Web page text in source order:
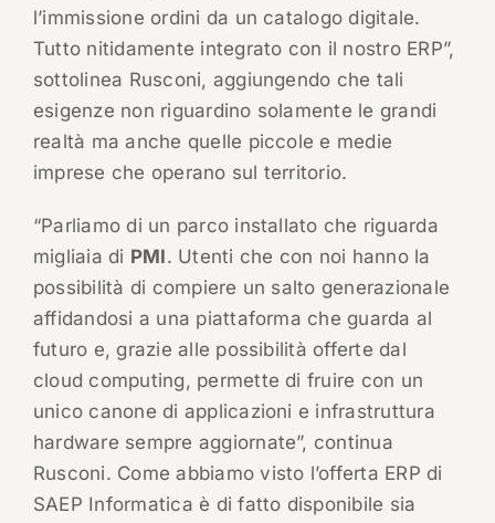
l’immissione ordini da un catalogo digitale.
Tutto nitidamente integrato con il nostro ERP”,
sottolinea Rusconi, aggiungendo che tali
esigenze non riguardino solamente le grandi
realtà ma anche quelle piccole e medie
imprese che operano sul territorio.
“Parliamo di un parco installato che riguarda
migliaia di PMI. Utenti che con noi hanno la
possibilità di compiere un salto generazionale
affidandosi a una piattaforma che guarda al
futuro e, grazie alle possibilità offerte dal
cloud computing, permette di fruire con un
unico canone di applicazioni e infrastruttura
hardware sempre aggiornate”, continua
Rusconi. Come abbiamo visto l’offerta ERP di
SAEP Informatica è di fatto disponibile sia